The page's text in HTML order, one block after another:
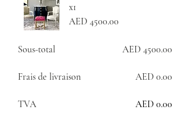
x1
AED 4500.00
Sous-total AED 4500.00
Frais de livraison AED 0.00
TVA AED 0.00